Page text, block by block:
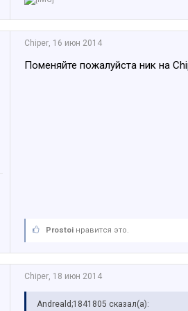
Chiper, 16 июн 2014
Поменяйте пожалуйста ник на
Prostoi нравится это.
Chiper, 18 июн 2014
Andreald;1841805 сказал(а):